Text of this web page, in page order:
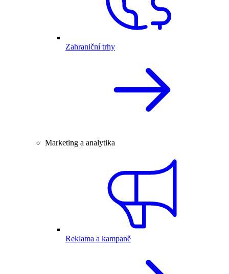
Zahraniční trhy
Marketing a analytika
Reklama a kampaně